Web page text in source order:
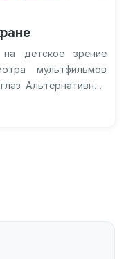
детское зрение
мультфильмов
Альтернативные